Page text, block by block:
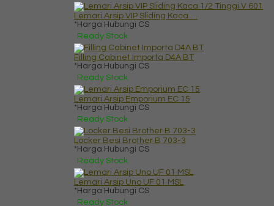
Lemari Arsip VIP Sliding Kaca ....
*Harga Hubungi CS
Ready Stock
Filling Cabinet Importa D4A BT
*Harga Hubungi CS
Ready Stock
Lemari Arsip Emporium EC 15
*Harga Hubungi CS
Ready Stock
Locker Besi Brother B 703-3
*Harga Hubungi CS
Ready Stock
Lemari Arsip Uno UF 01 MSL
*Harga Hubungi CS
Ready Stock